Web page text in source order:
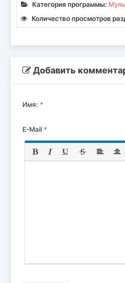
Категория программы:
Количество просмотров
Добавить
Имя: *
E-Mail *